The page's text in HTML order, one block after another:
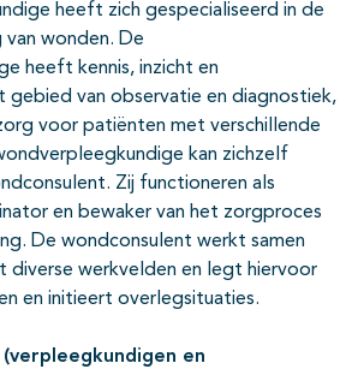
heeft zich gespecialiseerd in de
van wonden. De
heeft kennis, inzicht en
gebied van observatie en diagnostiek,
voor patiënten met verschillende
kan zichzelf
Zij functioneren als
en bewaker van het zorgproces
De wondconsulent werkt samen
diverse werkvelden en legt hiervoor
en initieert overlegsituaties.
en